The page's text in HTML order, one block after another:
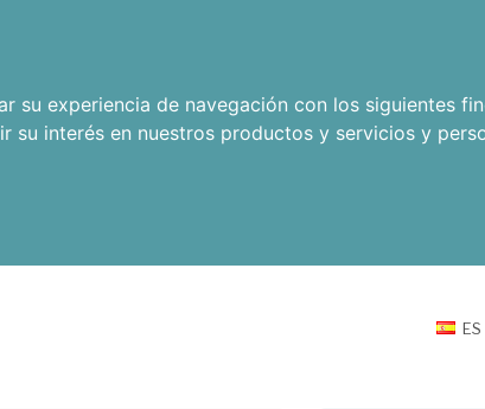
experiencia de navegación con los siguientes
su interés en nuestros productos y servicios y
ES